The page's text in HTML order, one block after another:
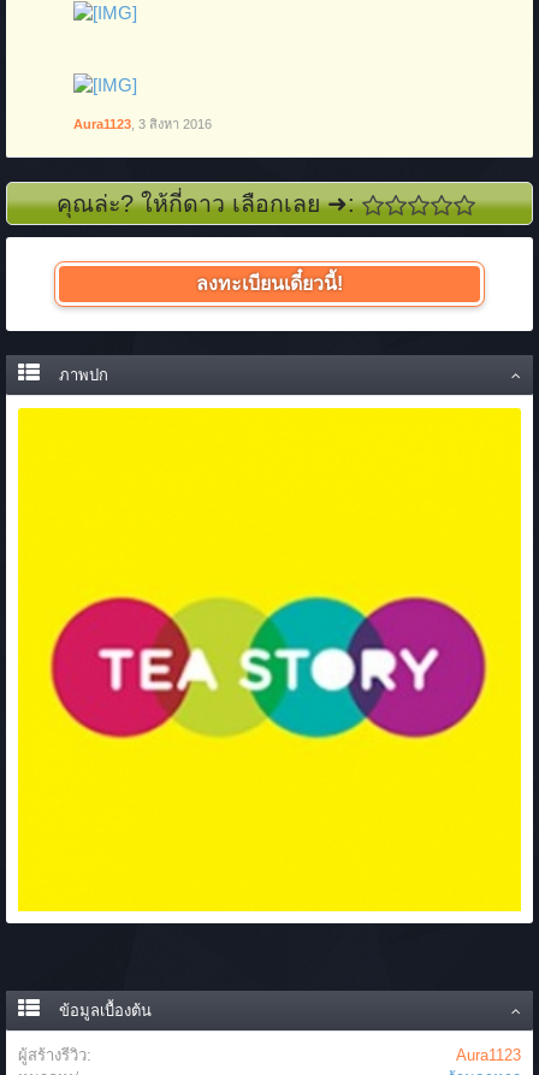
Aura1123 3 สิงหา 2016
คุณล่ะ? ให้กี่ดาว เลือกเลย ➜:
ลงทะเบียนเดี๋ยวนี้!
ภาพปก
ข้อมูลเบื้องต้น
ผู้สร้างรีวิว:
Aura1123